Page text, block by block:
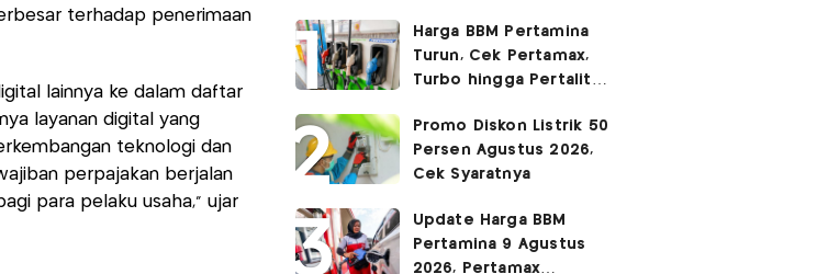
terhadap penerimaan
lainnya ke dalam daftar
layanan digital yang
teknologi dan
perpajakan berjalan
para pelaku usaha,” ujar
Harga BBM Pertamina
Turun, Cek Pertamax,
Turbo hingga Pertalite
Promo Diskon Listrik 50
Persen Agustus 2026,
Cek Syaratnya
Update Harga BBM
Pertamina 9 Agustus
2026, Pertamax